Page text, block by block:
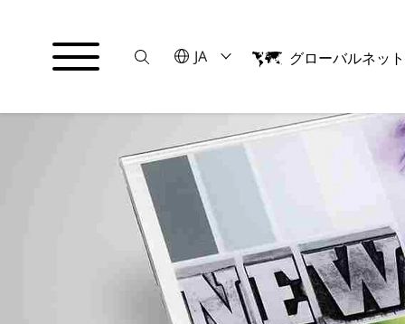
Suche言語を選択してください
JA
English
グローバルネッ